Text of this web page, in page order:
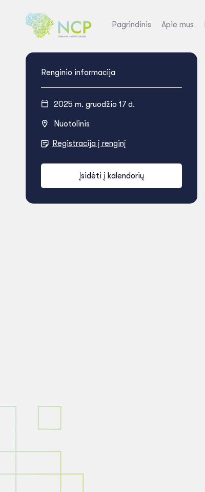
Pagrindinis Apie mus
Renginio informacija
2025 m. gruodžio 17 d.
Nuotolinis
Registracija į renginį
Įsidėti į kalendorių